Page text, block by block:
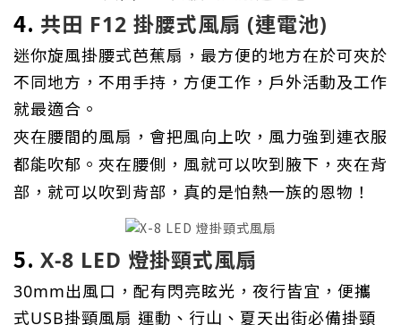
4. 共田 F12 掛腰式風扇 (連電池)
迷你旋風掛腰式芭蕉扇，最方便的地方在於可夾於
不同地方，不用手持，方便工作，戶外活動及工作
就最適合。
夾在腰間的風扇，會把風向上吹，風力強到連衣服
都能吹郁。夾在腰側，風就可以吹到腋下，夾在背
部，就可以吹到背部，真的是怕熱一族的恩物！
5. X-8 LED 燈掛頸式風扇
30mm出風口， 配有閃亮眩光，夜行皆宜， 便攜
式USB掛頸風扇 運動、行山、夏天出街必備掛頸